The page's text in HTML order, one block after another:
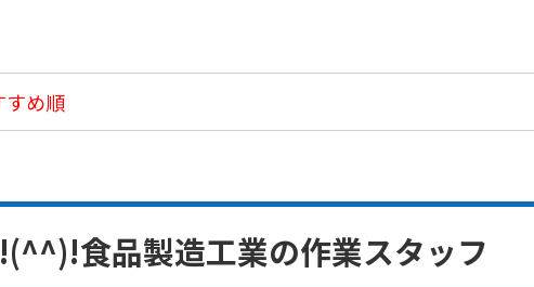
すめ順
食品製造工業の作業スタッフ